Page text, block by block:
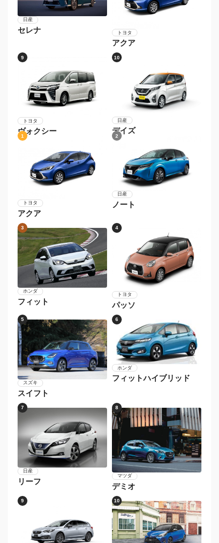
日産
セレナ トヨタ
アクア
9
トヨタ
ヴォクシー
10
日産
デイズ
1
トヨタ
アクア
2
日産
ノート
3
ホンダ
フィット
4
トヨタ
パッソ
5
スズキ
スイフト
6
ホンダ
フィットハイブリッド
7
日産
リーフ
8
マツダ
デミオ
9 10